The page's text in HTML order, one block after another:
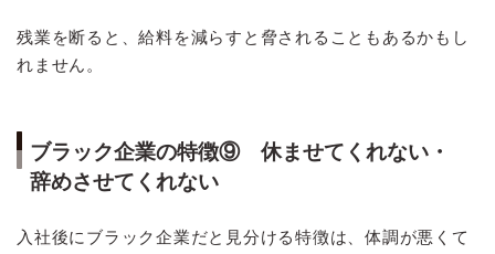
残業を断ると、給料を減らすと脅されることもあるかもし
れません。
ブラック企業の特徴⑨ 休ませてくれない・
辞めさせてくれない
入社後にブラック企業だと見分ける特徴は、体調が悪くて